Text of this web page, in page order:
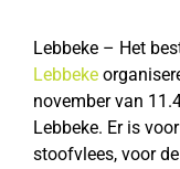
Lebbeke – Het
Lebbeke
november van
Lebbeke. Er is
stoofvlees, voor